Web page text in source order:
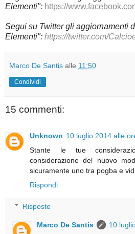
Elementi": https://
Segui su Twitter gli aggiornamenti
Elementi": https://twitter.com/
Marco De Santis alle 11:50
Condividi
15 commenti:
Unknown 10 luglio 2014 alle
Stante le tue
considerazione del nuovo
sicuramente uno tra pogba e
Rispondi
Risposte
Marco De Santis
10